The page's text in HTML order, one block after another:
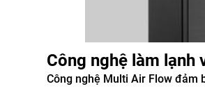
Công nghệ làm lạnh
Công nghệ Multi Air Flow đảm